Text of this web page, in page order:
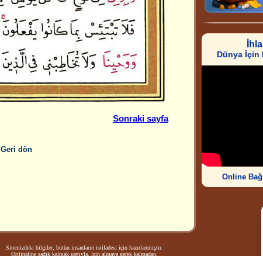
Sonraki sayfa
Geri dön
Dünya İçin
Online
Sitemizdeki bilgiler, bütün insanların istifadesi için hazırlanmıştır.
Orijinaline sadık kalmak şartıyla, izin almaya gerek kalmadan,